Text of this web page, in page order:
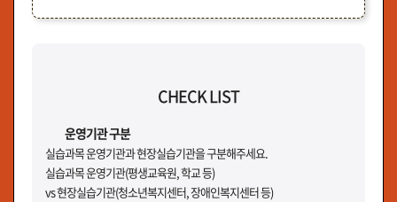
CHECK LIST
운영기관 구분
실습과목 운영기관과 현장실습기관을 구분해주세요.
실습과목 운영기관(평생교육원, 학교 등)
vs 현장실습기관(청소년복지센터, 장애인복지센터 등)